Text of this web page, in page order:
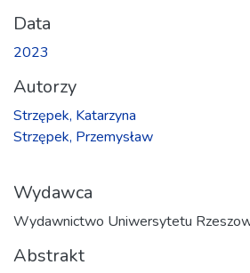
Data
2023
Autorzy
Strzępek, Katarzyna
Strzępek, Przemysław
Wydawca
Wydawnictwo Uniwersytetu
Abstrakt